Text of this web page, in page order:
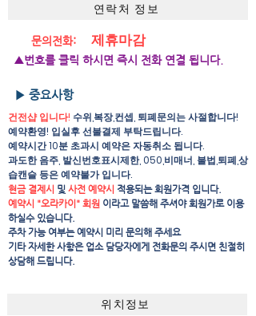
연락처 정보
문의전화: 제휴마감
▲번호를 클릭 하시면 즉시 전화 연결 됩니다.
▶ 중요사항
건전샵 입니다! 수위,복장,컨셉, 퇴폐문의는 사절합니다!
예약환영! 입실후 선불결제 부탁드립니다.
예약시간 10분 초과시 예약은 자동취소 됩니다.
​과도한 음주, 발신번호표시제한, 050,비매너, 불법,퇴폐,상
습캔슬 등은 예약불가 입니다.
현금 결제시 및 사전 예약시 적용되는 회원가격 입니다.
예약시 "오라카이" 회원 이라고 말씀해 주셔야 회원가로 이용
하실수 있습니다.
주차 가능 여부는 예약시 미리 문의해 주세요
​기타 자세한 사항은 업소 담당자에게 전화문의 주시면 친절히
상담해 드립니다.
위치정보